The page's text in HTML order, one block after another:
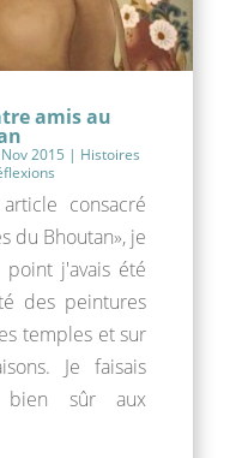
amis au
2015 | Histoires
consacré
du Bhoutan», je
point j'avais été
des peintures
temples et sur
Je faisais
bien sûr aux